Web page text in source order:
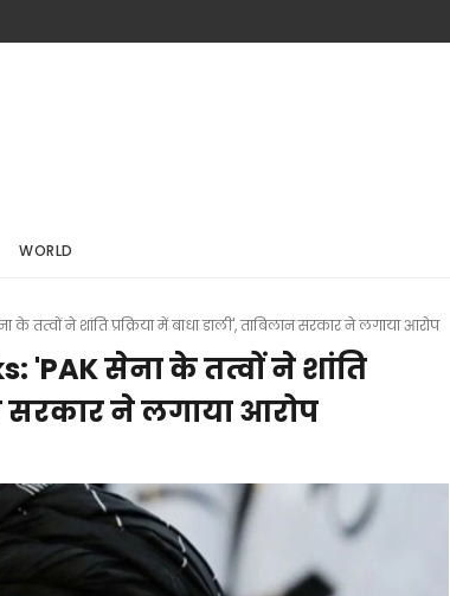
WORLD
ने शांति प्रक्रिया में बाधा डाली', ताबिलान सरकार ने लगाया आरोप
'PAK सेना के तत्वों ने शांति
सरकार ने लगाया आरोप